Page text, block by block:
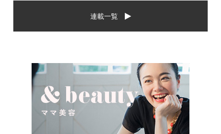
いし、たくさん使ってもらえ
るものをプレゼントしたい。
んなものなのでしょうか。ま
た、出産祝いに関して気をつ
連載一覧